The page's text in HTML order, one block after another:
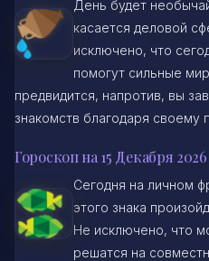
День будет
касается деловой
исключено, что
помогут сильные
предвидится, напротив, вы
знакомств благодаря своему
Гороскоп на 15 Декабря
Сегодня на личном
этого знака
Не исключено, что
решатся на